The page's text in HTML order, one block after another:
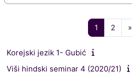
1 2 页 2»
Korejski jezik 1- Gubić
Viši hindski seminar 4 (2020/21)